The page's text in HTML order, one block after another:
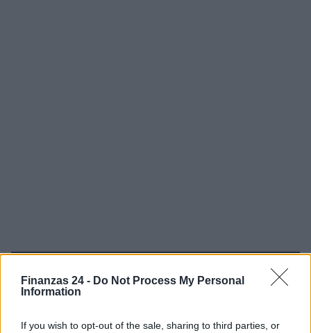
Finanzas 24 - Do Not Process My Personal
Information
If you wish to opt-out of the sale, sharing to third parties, or
Sigue leyendo